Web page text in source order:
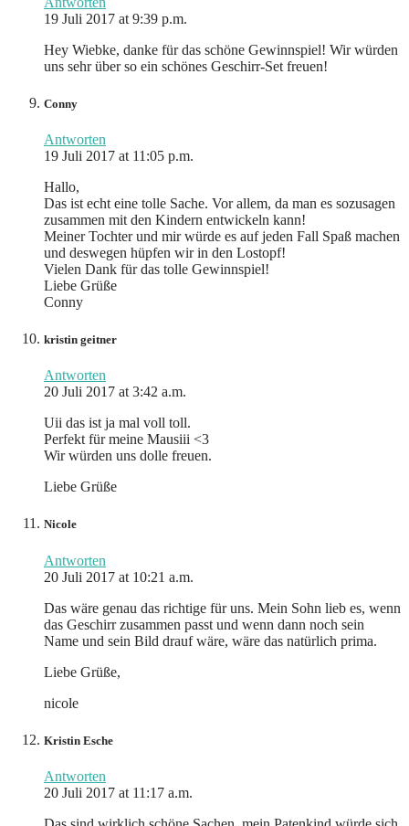
19 Juli 2017 at 9:39 p.m.
Hey Wiebke, danke für das schöne Gewinnspiel! Wir würden
uns sehr über so ein schönes Geschirr-Set freuen!
Conny
Antworten
19 Juli 2017 at 11:05 p.m.
Hallo,
Das ist echt eine tolle Sache. Vor allem, da man es sozusagen
zusammen mit den Kindern entwickeln kann!
Meiner Tochter und mir würde es auf jeden Fall Spaß machen
und deswegen hüpfen wir in den Lostopf!
Vielen Dank für das tolle Gewinnspiel!
Liebe Grüße
Conny
kristin geitner
Antworten
20 Juli 2017 at 3:42 a.m.
Uii das ist ja mal voll toll.
Perfekt für meine Mausiii <3
Wir würden uns dolle freuen.
Liebe Grüße
Nicole
Antworten
20 Juli 2017 at 10:21 a.m.
Das wäre genau das richtige für uns. Mein Sohn lieb es, wenn
das Geschirr zusammen passt und wenn dann noch sein
Name und sein Bild drauf wäre, wäre das natürlich prima.
Liebe Grüße,
nicole
Kristin Esche
Antworten
20 Juli 2017 at 11:17 a.m.